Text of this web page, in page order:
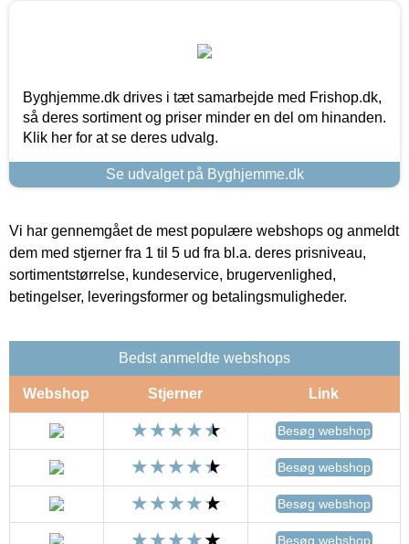
Byghjemme.dk drives i tæt samarbejde med Frishop.dk,
så deres sortiment og priser minder en del om hinanden.
Klik her for at se deres udvalg.
Se udvalget på Byghjemme.dk
Vi har gennemgået de mest populære webshops og anmeldt
dem med stjerner fra 1 til 5 ud fra bl.a. deres prisniveau,
sortimentstørrelse, kundeservice, brugervenlighed,
betingelser, leveringsformer og betalingsmuligheder.
Bedst anmeldte webshops
Webshop Stjerner Link
Besøg webshop
Besøg webshop
Besøg webshop
Besøg webshop